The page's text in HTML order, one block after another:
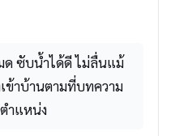
ด ซับน้ำได้ดี ไม่ลื่นแม้
ข้าบ้านตามที่บทความ
ำแหน่ง